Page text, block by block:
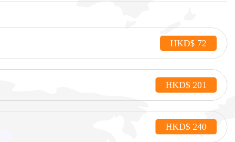
HKD$ 72
HKD$ 201
HKD$ 240